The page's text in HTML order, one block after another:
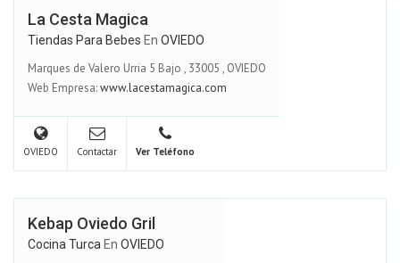
La Cesta Magica
Tiendas Para Bebes En OVIEDO
Marques de Valero Urria 5 Bajo , 33005 , OVIEDO
Web Empresa:www.lacestamagica.com
OVIEDO Contactar Ver Teléfono
Kebap Oviedo Gril
Cocina Turca En OVIEDO